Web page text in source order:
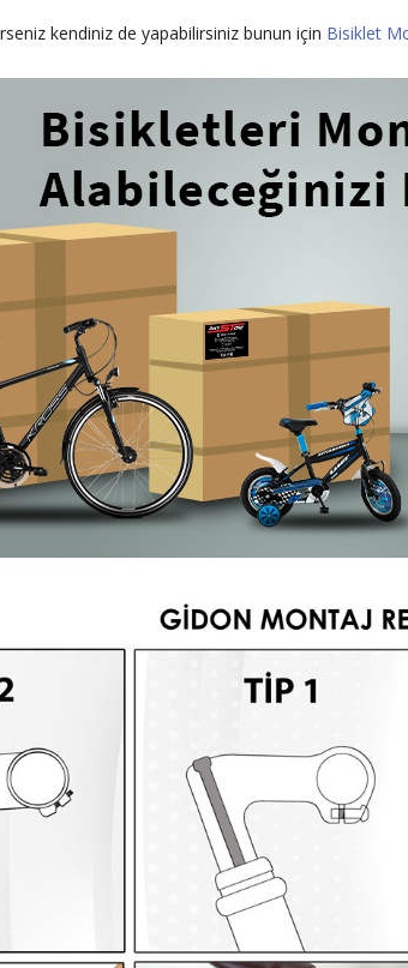
kendiniz de yapabilirsiniz bunun için Bisiklet